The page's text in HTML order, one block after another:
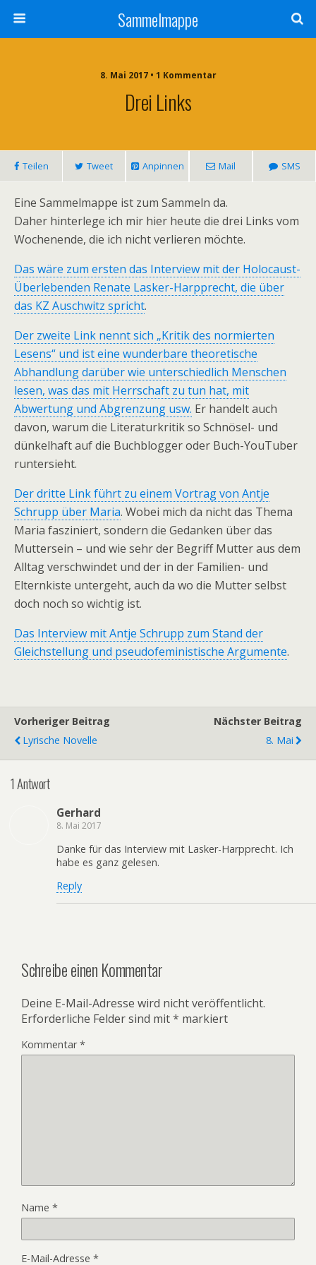
Sammelmappe
8. Mai 2017 • 1 Kommentar
Drei Links
Teilen Tweet Anpinnen Mail SMS
Eine Sammelmappe ist zum Sammeln da.
Daher hinterlege ich mir hier heute die drei Links vom
Wochenende, die ich nicht verlieren möchte.
Das wäre zum ersten das Interview mit der Holocaust-
Überlebenden Renate Lasker-Harpprecht, die über
das KZ Auschwitz spricht.
Der zweite Link nennt sich „Kritik des normierten
Lesens“ und ist eine wunderbare theoretische
Abhandlung darüber wie unterschiedlich Menschen
lesen, was das mit Herrschaft zu tun hat, mit
Abwertung und Abgrenzung usw. Er handelt auch
davon, warum die Literaturkritik so Schnösel- und
dünkelhaft auf die Buchblogger oder Buch-YouTuber
runtersieht.
Der dritte Link führt zu einem Vortrag von Antje
Schrupp über Maria. Wobei mich da nicht das Thema
Maria fasziniert, sondern die Gedanken über das
Muttersein – und wie sehr der Begriff Mutter aus dem
Alltag verschwindet und der in der Familien- und
Elternkiste untergeht, auch da wo die Mutter selbst
doch noch so wichtig ist.
Das Interview mit Antje Schrupp zum Stand der
Gleichstellung und pseudofeministische Argumente.
Vorheriger Beitrag
Lyrische Novelle
Nächster Beitrag
8. Mai
1 Antwort
Gerhard
8. Mai 2017
Danke für das Interview mit Lasker-Harpprecht. Ich
habe es ganz gelesen.
Reply
Schreibe einen Kommentar
Deine E-Mail-Adresse wird nicht veröffentlicht.
Erforderliche Felder sind mit* markiert
Kommentar*
Name *
E-Mail-Adresse *